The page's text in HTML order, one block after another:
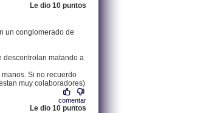
Le dio 10 puntos
un conglomerado de
descontrolan matando a
Si no recuerdo
muy colaboradores)
comentar
Le dio 10 puntos